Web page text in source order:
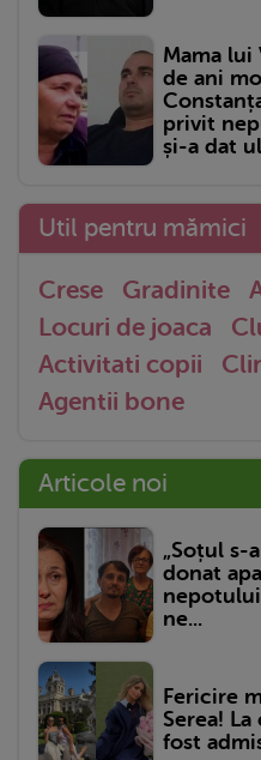
Mama lui
de ani
privit
și-a dat
Util pentru mămici
Crese Gradinite
Locuri de joaca
Activitati copii
Agentii bone
Articole noi
„Soțul s-
donat
nepotului
ne...
Fericire
Serea!
fost